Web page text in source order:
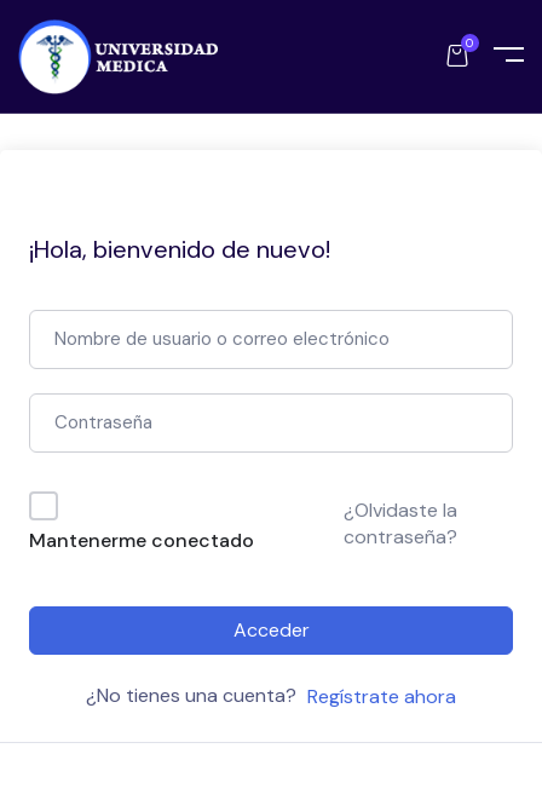
0
¡Hola, bienvenido de nuevo!
Mantenerme conectado
¿Olvidaste la
contraseña?
Acceder
¿No tienes una cuenta? Regístrate ahora